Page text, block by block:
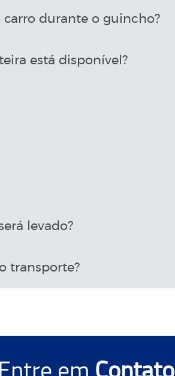
carro durante o guincho?
está disponível?
levado?
transporte?
Entre em Contato